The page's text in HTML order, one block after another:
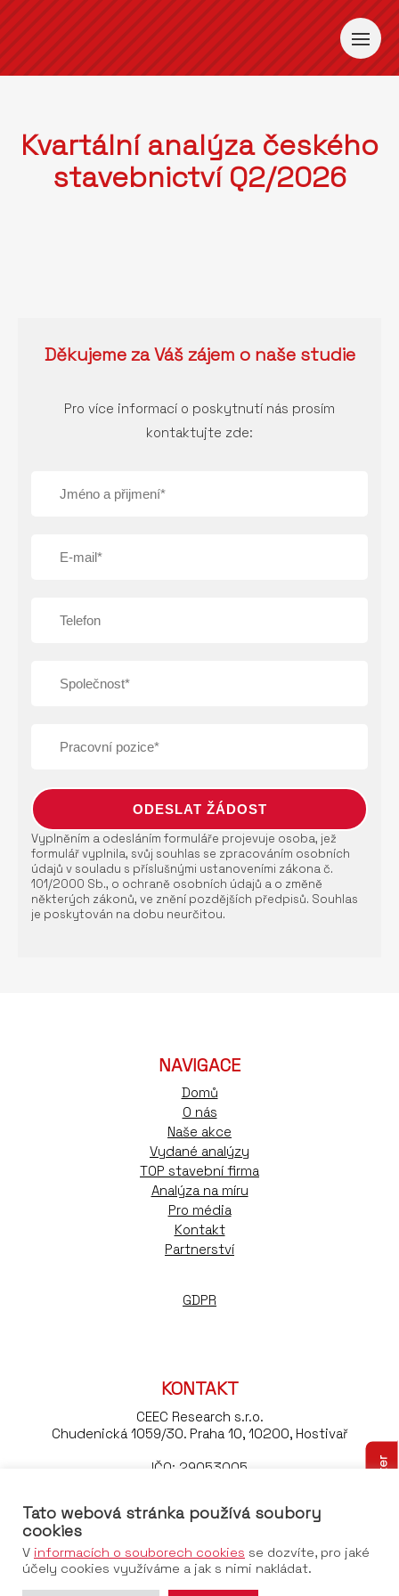
Kvartální analýza českého
stavebnictví Q2/2026
Děkujeme za Váš zájem o naše studie
Pro více informací o poskytnutí nás prosím
kontaktujte zde:
Vyplněním a odesláním formuláře projevuje osoba, jež
formulář vyplnila, svůj souhlas se zpracováním osobních
údajů v souladu s příslušnými ustanoveními zákona č.
101/2000 Sb., o ochraně osobních údajů a o změně
některých zákonů, ve znění pozdějších předpisů. Souhlas
je poskytován na dobu neurčitou.
NAVIGACE
Domů
O nás
Naše akce
Vydané analýzy
TOP stavební firma
Analýza na míru
Pro média
Kontakt
Partnerství
GDPR
KONTAKT
CEEC Research s.r.o.
Chudenická 1059/30. Praha 10, 10200, Hostivař
IČO: 29053005
Tel:+420 776 023 170
Tato webová stránka používá soubory
cookies
V informacích o souborech cookies se dozvíte, pro jaké
účely cookies využíváme a jak s nimi nakládat.